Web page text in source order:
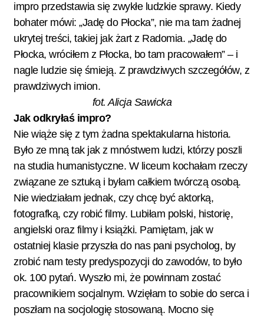
impro przedstawia się zwykłe ludzkie sprawy. Kiedy
bohater mówi: „Jadę do Płocka”, nie ma tam żadnej
ukrytej treści, takiej jak żart z Radomia. „Jadę do
Płocka, wróciłem z Płocka, bo tam pracowałem” – i
nagle ludzie się śmieją. Z prawdziwych szczegółów, z
prawdziwych imion.
fot. Alicja Sawicka
Jak odkryłaś impro?
Nie wiąże się z tym żadna spektakularna historia.
Było ze mną tak jak z mnóstwem ludzi, którzy poszli
na studia humanistyczne. W liceum kochałam rzeczy
związane ze sztuką i byłam całkiem twórczą osobą.
Nie wiedziałam jednak, czy chcę być aktorką,
fotografką, czy robić filmy. Lubiłam polski, historię,
angielski oraz filmy i książki. Pamiętam, jak w
ostatniej klasie przyszła do nas pani psycholog, by
zrobić nam testy predyspozycji do zawodów, to było
ok. 100 pytań. Wyszło mi, że powinnam zostać
pracownikiem socjalnym. Wzięłam to sobie do serca i
poszłam na socjologię stosowaną. Mocno się